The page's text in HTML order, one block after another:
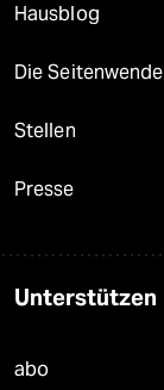
Hausblog
Die Seitenwende
Stellen
Presse
Unterstützen
abo